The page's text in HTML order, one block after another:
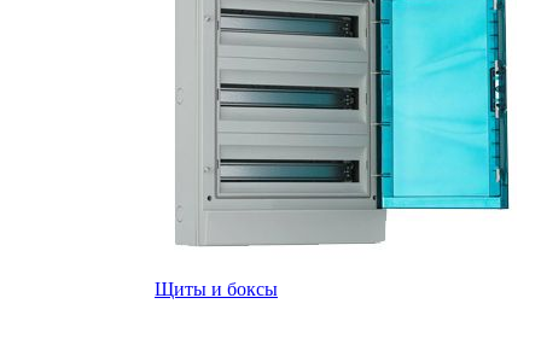
Щиты и боксы